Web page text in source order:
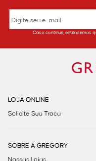
Caso continue, entendemos
LOJA ONLINE
Solicite Sua Troca
SOBRE A GREGORY